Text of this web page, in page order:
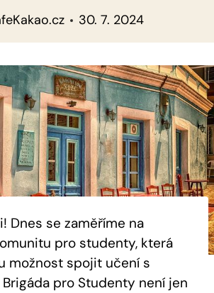
30. 7. 2024
Dnes se zaměříme na
pro studenty, která
možnost spojit učení s
pro Studenty není jen